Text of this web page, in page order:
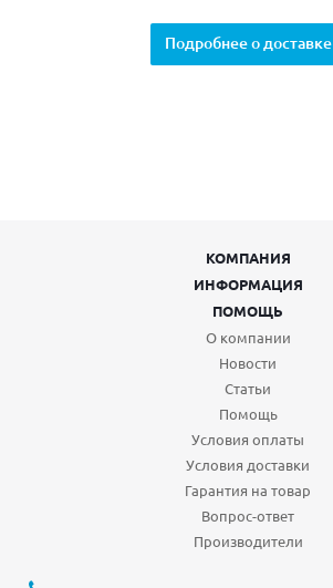
Подробнее о доставке
КОМПАНИЯ
ИНФОРМАЦИЯ
ПОМОЩЬ
О компании
Новости
Статьи
Помощь
Условия оплаты
Условия доставки
Гарантия на товар
Вопрос-ответ
Производители